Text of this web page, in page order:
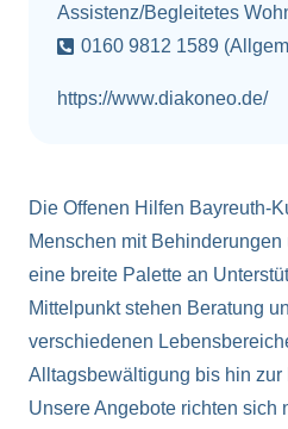
Assistenz/Begleitetes
0160 9812 1589
https://www.diakoneo.de/
Die Offenen Hilfen Bayreuth-
Menschen mit
eine breite Palette an
Mittelpunkt stehen Beratung
verschiedenen
Alltagsbewältigung bis hin zur
Unsere Angebote richten sich